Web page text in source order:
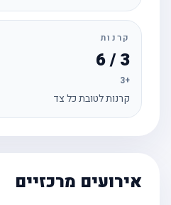
קרנות
3 / 6
קרנות לטובת כל צד
אירועים מרכזיים